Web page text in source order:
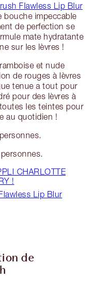
Flawless Lip Blur
bouche impeccable
de perfection se
mate hydratante
sur les lèvres !
et nude
de rouges à lèvres
tenue a tout pour
pour des lèvres à
les teintes pour
au quotidien !
CHARLOTTE
!
Lip Blur
de